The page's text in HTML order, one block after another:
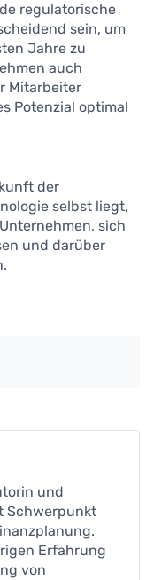
regulatorische
sein, um
Jahre zu
auch
Mitarbeiter
Potenzial optimal
der
selbst liegt,
sich
und darüber
und
Schwerpunkt
Erfahrung
von